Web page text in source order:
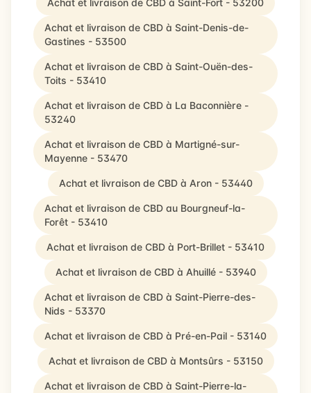
Achat et livraison de CBD à Saint-Fort - 53200
Achat et livraison de CBD à Saint-Denis-de-
Gastines - 53500
Achat et livraison de CBD à Saint-Ouën-des-
Toits - 53410
Achat et livraison de CBD à La Baconnière -
53240
Achat et livraison de CBD à Martigné-sur-
Mayenne - 53470
Achat et livraison de CBD à Aron - 53440
Achat et livraison de CBD au Bourgneuf-la-
Forêt - 53410
Achat et livraison de CBD à Port-Brillet - 53410
Achat et livraison de CBD à Ahuillé - 53940
Achat et livraison de CBD à Saint-Pierre-des-
Nids - 53370
Achat et livraison de CBD à Pré-en-Pail - 53140
Achat et livraison de CBD à Montsûrs - 53150
Achat et livraison de CBD à Saint-Pierre-la-